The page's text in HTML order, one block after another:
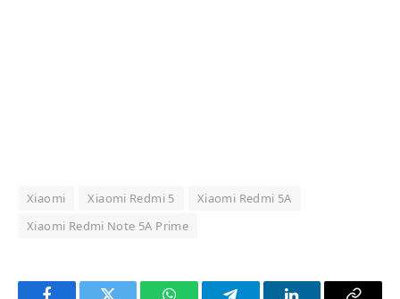
Xiaomi Xiaomi Redmi 5
Xiaomi Redmi 5A
Xiaomi Redmi Note 5A Prime